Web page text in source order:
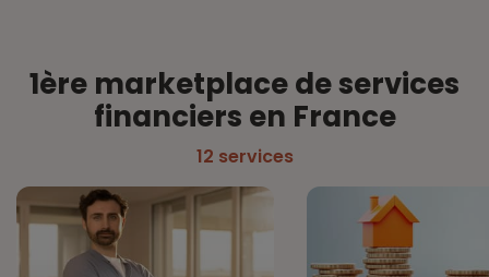
1ère marketplace de services
financiers en France
12 services